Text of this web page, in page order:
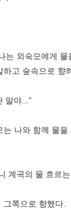
는 외숙모에게
고 숲속으로 향
말야...”
는 나와 함께 물
계곡의 물 흐르
쪽으로 향했다.